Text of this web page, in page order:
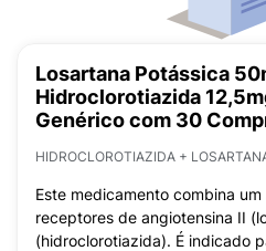
Losartana Potássica
Hidroclorotiazida
Genérico com 30
HIDROCLOROTIAZIDA +
Este medicamento combina
receptores de angiotensina II
(hidroclorotiazida). É indicado